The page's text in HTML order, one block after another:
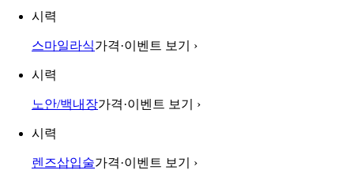
시력
스마일라식가격·이벤트 보기 ›
시력
노안/백내장가격·이벤트 보기 ›
시력
렌즈삽입술가격·이벤트 보기 ›